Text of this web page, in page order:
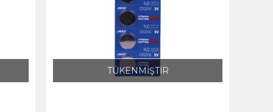
TÜKENMİŞTİR